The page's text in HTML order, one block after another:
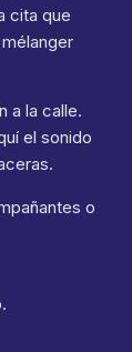
cita que
a la calle.
el sonido
o